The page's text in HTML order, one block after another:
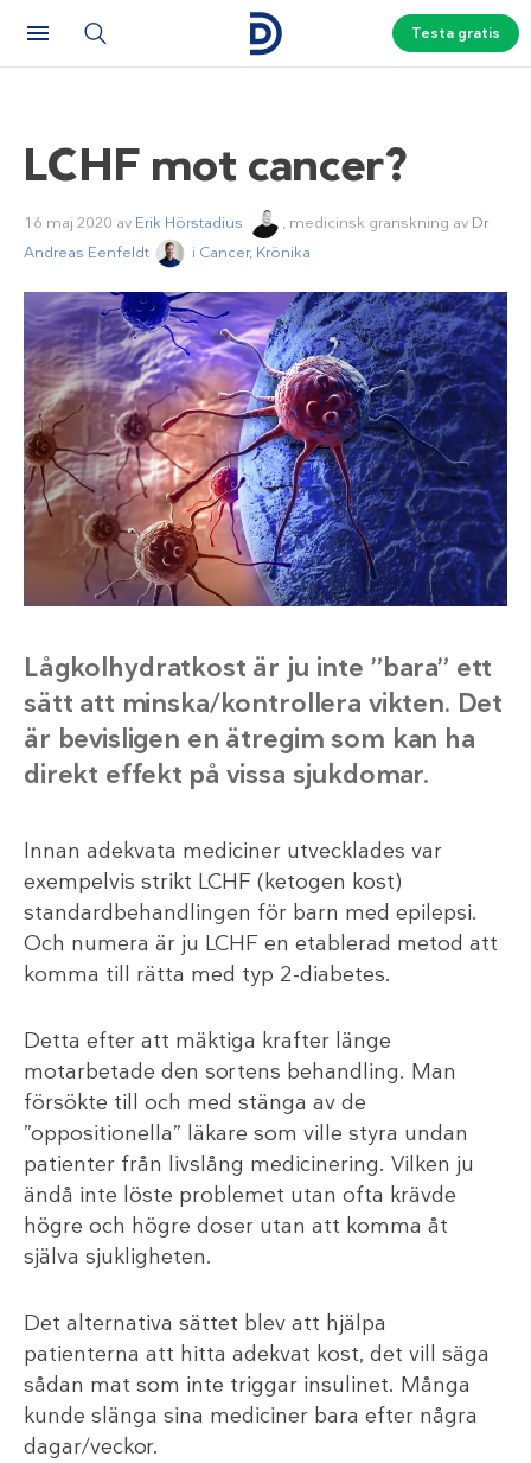
Testa gratis
LCHF mot cancer?
16 maj 2020 av Erik Hörstadius , medicinsk granskning av Dr
Andreas Eenfeldt
i Cancer, Krönika
Lågkolhydratkost är ju inte ”bara” ett
sätt att minska/kontrollera vikten. Det
är bevisligen en ätregim som kan ha
direkt effekt på vissa sjukdomar.
Innan adekvata mediciner utvecklades var
exempelvis strikt LCHF (ketogen kost)
standardbehandlingen för barn med epilepsi.
Och numera är ju LCHF en etablerad metod att
komma till rätta med typ 2-diabetes.
Detta efter att mäktiga krafter länge
motarbetade den sortens behandling. Man
försökte till och med stänga av de
”oppositionella” läkare som ville styra undan
patienter från livslång medicinering. Vilken ju
ändå inte löste problemet utan ofta krävde
högre och högre doser utan att komma åt
själva sjukligheten.
Det alternativa sättet blev att hjälpa
patienterna att hitta adekvat kost, det vill säga
sådan mat som inte triggar insulinet. Många
kunde slänga sina mediciner bara efter några
dagar/veckor.